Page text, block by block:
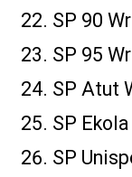
SP 90
SP 95
SP Atut
SP
SP